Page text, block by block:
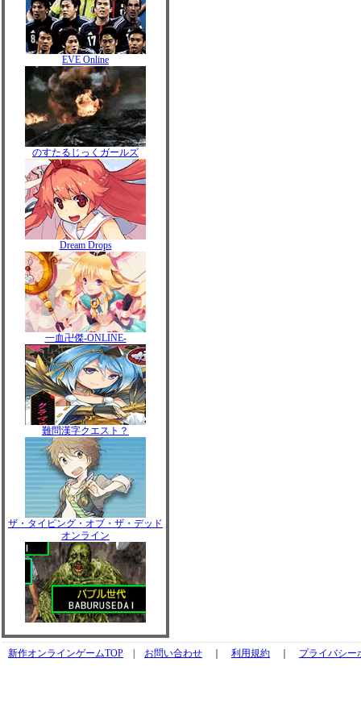
EVE Online
のすたるじっくガールズ
Dream Drops
一血卍傑-ONLINE-
難問漢字クエスト？
ザ・タイピング・オブ・ザ・デッド
オンライン
新作オンラインゲームTOP お問い合わせ 利用規約 プライバシー